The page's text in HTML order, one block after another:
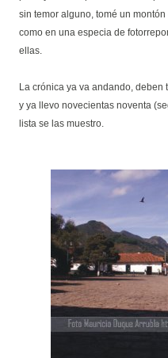
sin temor alguno, tomé un
como en una especia de
ellas.
La crónica ya va andando,
y ya llevo novecientas noventa
lista se las muestro.